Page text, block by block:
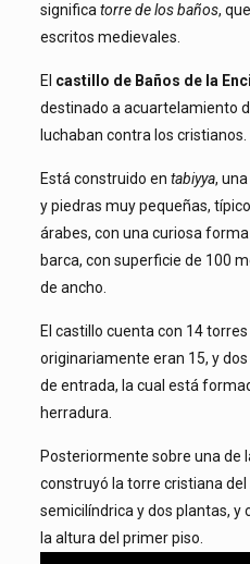
significa torre de los baños,
escritos medievales.
El castillo de Baños de la
destinado a acuartelamiento
luchaban contra los cristianos.
Está construido en tabiyya,
y piedras muy pequeñas,
árabes, con una curiosa
barca, con superficie de 100
de ancho.
El castillo cuenta con 14
originariamente eran 15, y
de entrada, la cual está
herradura.
Posteriormente sobre una de
construyó la torre cristiana del
semicilíndrica y dos plantas, y
la altura del primer piso.